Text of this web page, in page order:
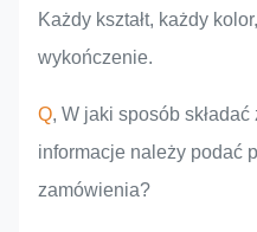
Każdy kształt, każdy
wykończenie.
Q, W jaki sposób
informacje należy podać
zamówienia?